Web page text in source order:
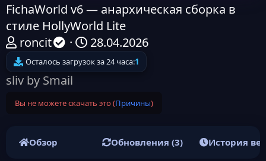
FichaWorld v6 — анархическая сборка в
стиле HollyWorld Lite
А
в
т
р
е
roncit
Д
а
т
н
28.04.2026
Осталось загрузок за 24 часа:1
sliv by Smail
Вы не можете скачать это (Причины)
Обзор Обновления (3) История